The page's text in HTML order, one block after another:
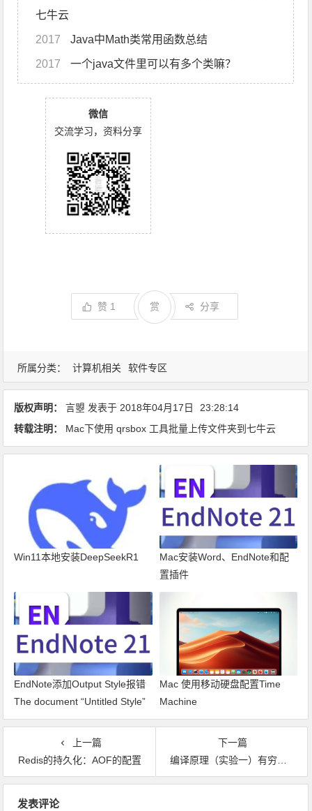
七牛云
2017 Java中Math类常用函数总结
2017 一个java文件里可以有多个类嘛？
微信
交流学习，资料分享
赞 1 分享
赏
所属分类： 计算机相关 软件专区
版权声明： 言曌 发表于 2018年04月17日
23:28:14
转载注明：
Mac下使用 qrsbox 工具批量上传文件夹到七牛云
Win11本地安装DeepSeekR1
Mac安装Word、EndNote和配
置插件
EndNote添加Output Style报错
The document “Untitled Style”
could not be saved as The file
Mac 使用移动硬盘配置Time
Machine
上一篇
Redis的持久化：AOF的配置
下一篇
编译原理（实验一）有穷自动机实验
发表评论